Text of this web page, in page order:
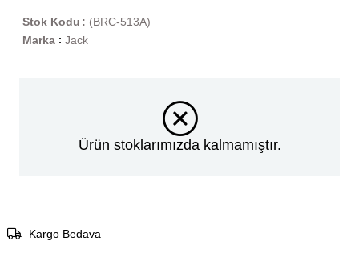
(BRC-513A)
Stok Kodu
Marka : Jack
Ürün stoklarımızda kalmamıştır.
Kargo Bedava